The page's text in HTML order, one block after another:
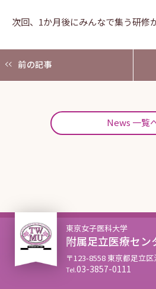
次回、1か月後にみんなで集う研修
前の記事
News 一覧
東京女子医科大学
附属足立医療セン
〒123-8558 東京都足立
Tel.03-3857-0111